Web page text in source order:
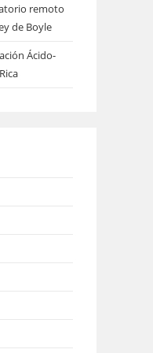
remoto
de Boyle
Ácido-